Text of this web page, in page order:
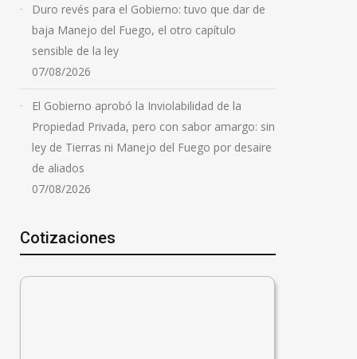
Duro revés para el Gobierno: tuvo que dar de
baja Manejo del Fuego, el otro capítulo
sensible de la ley
07/08/2026
El Gobierno aprobó la Inviolabilidad de la
Propiedad Privada, pero con sabor amargo: sin
ley de Tierras ni Manejo del Fuego por desaire
de aliados
07/08/2026
Cotizaciones